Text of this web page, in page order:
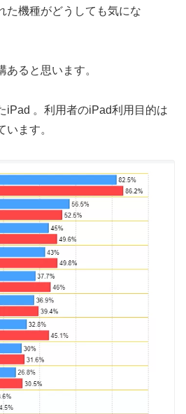
た機種がどうしても気にな
あると思います。
iPad 。利用者のiPad利用目的は
います。